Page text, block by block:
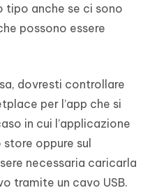
tipo anche se ci sono
possono essere
dovresti controllare
per l’app che si
in cui l’applicazione
oppure sul
necessaria caricarla
tramite un cavo USB.